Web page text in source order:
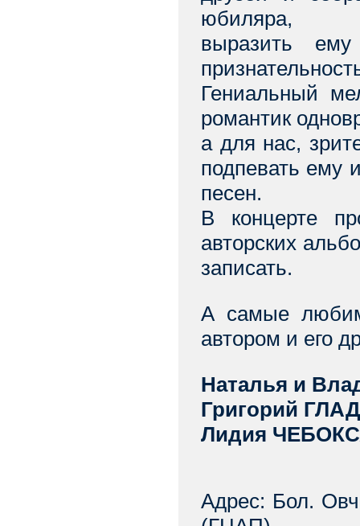
юбиляра,
выразить
Гениальный
романтик
а для нас,
подпевать ему
песен.
В концерте
авторских
записать.
А самые
автором и его
Наталья и
Григорий
Лидия
Адрес: Бол.